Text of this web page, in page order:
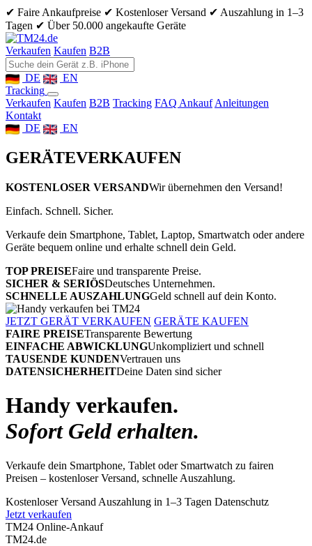
✔ Faire Ankaufpreise ✔ Kostenloser Versand ✔ Auszahlung in 1–3
Tagen ✔ Über 50.000 angekaufte Geräte
Verkaufen Kaufen B2B
DE
EN
Tracking
Verkaufen Kaufen B2B Tracking FAQ Ankauf Anleitungen
Kontakt
DE
EN
GERÄTEVERKAUFEN
KOSTENLOSER VERSANDWir übernehmen den Versand!
Einfach. Schnell. Sicher.
Verkaufe dein Smartphone, Tablet, Laptop, Smartwatch oder andere
Geräte bequem online und erhalte schnell dein Geld.
TOP PREISEFaire und transparente Preise.
SICHER & SERIÖSDeutsches Unternehmen.
SCHNELLE AUSZAHLUNGGeld schnell auf dein Konto.
JETZT GERÄT VERKAUFEN GERÄTE KAUFEN
FAIRE PREISETransparente Bewertung
EINFACHE ABWICKLUNGUnkompliziert und schnell
TAUSENDE KUNDENVertrauen uns
DATENSICHERHEITDeine Daten sind sicher
Handy verkaufen.
Sofort Geld erhalten.
Verkaufe dein Smartphone, Tablet oder Smartwatch zu fairen
Preisen – kostenloser Versand, schnelle Auszahlung.
Kostenloser Versand Auszahlung in 1–3 Tagen Datenschutz
Jetzt verkaufen
TM24 Online-Ankauf
TM24.de